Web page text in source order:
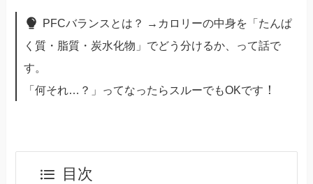
PFCバランスとは？ →カロリーの中身を「たんぱ
く質・脂質・炭水化物」でどう分けるか、って話で
す。
「何それ…？」ってなったらスルーでもOKです ！
目次